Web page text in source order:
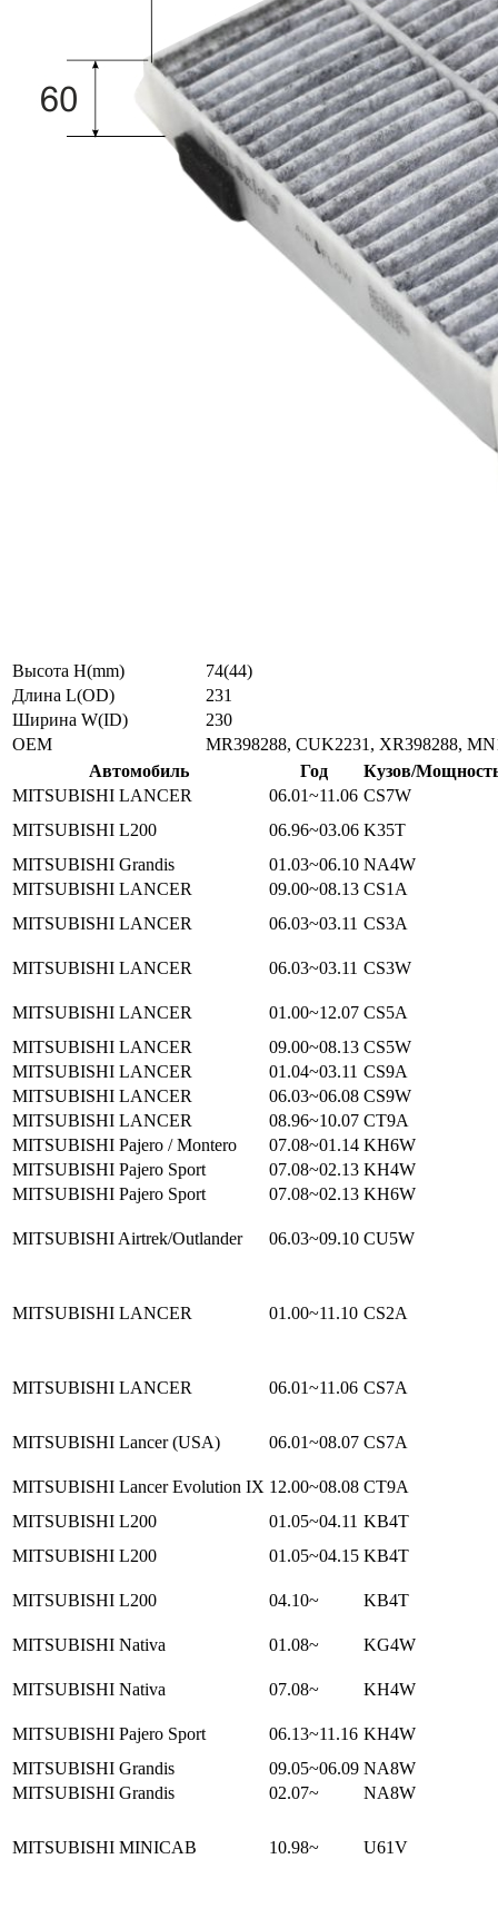
Высота H(mm)
74(44)
Длина L(OD)
231
Ширина W(ID)
230
ОЕМ
MR398288, CUK2231, XR398288,
Автомобиль
Год
Кузов/
MITSUBISHI LANCER
06.01~11.06 CS7W
MITSUBISHI L200
06.96~03.06 K35T
MITSUBISHI Grandis
01.03~06.10 NA4W
MITSUBISHI LANCER
09.00~08.13 CS1A
MITSUBISHI LANCER
06.03~03.11 CS3A
MITSUBISHI LANCER 06.03~03.11 CS3W
MITSUBISHI LANCER 01.00~12.07 CS5A
MITSUBISHI LANCER
09.00~08.13 CS5W
MITSUBISHI LANCER
01.04~03.11 CS9A
MITSUBISHI LANCER
06.03~06.08 CS9W
MITSUBISHI LANCER
08.96~10.07 CT9A
MITSUBISHI Pajero / Montero
07.08~01.14 KH6W
MITSUBISHI Pajero Sport
07.08~02.13 KH4W
MITSUBISHI Pajero Sport
07.08~02.13 KH6W
MITSUBISHI Airtrek/Outlander 06.03~09.10 CU5W
MITSUBISHI LANCER 01.00~11.10 CS2A
MITSUBISHI LANCER 06.01~11.06 CS7A
MITSUBISHI Lancer (USA) 06.01~08.07 CS7A
MITSUBISHI Lancer Evolution IX 12.00~08.08 CT9A
MITSUBISHI L200
01.05~04.11 KB4T
MITSUBISHI L200
01.05~04.15 KB4T
MITSUBISHI L200 04.10~ KB4T
MITSUBISHI Nativa 01.08~ KG4W
MITSUBISHI Nativa 07.08~ KH4W
MITSUBISHI Pajero Sport 06.13~11.16 KH4W
MITSUBISHI Grandis
09.05~06.09 NA8W
MITSUBISHI Grandis
02.07~ NA8W
MITSUBISHI MINICAB 10.98~ U61V